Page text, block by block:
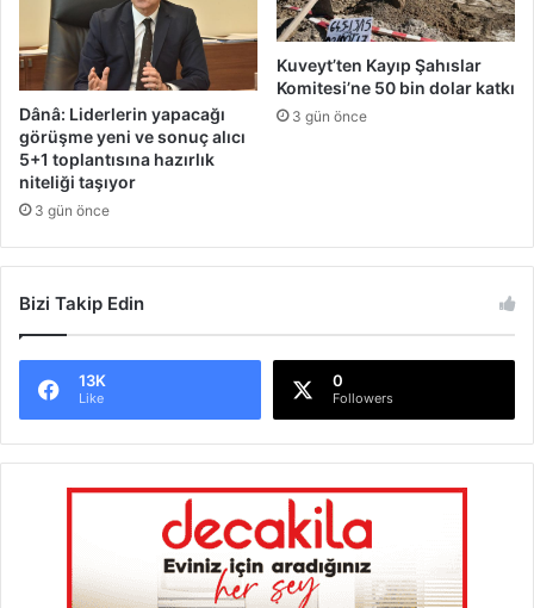
Dânâ: Liderlerin yapacağı
görüşme yeni ve sonuç alıcı
5+1 toplantısına hazırlık
niteliği taşıyor
3 gün önce
Kuveyt’ten Kayıp Şahıslar
Komitesi’ne 50 bin dolar katkı
3 gün önce
Bizi Takip Edin
13K
Like
0
Followers